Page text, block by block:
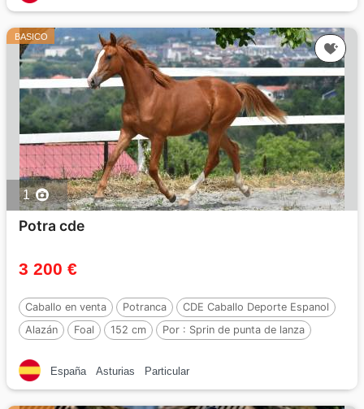
BASICO
1
Potra cde
3 200 €
Caballo en venta Potranca
CDE Caballo Deporte Espanol
Alazán
Foal 152 cm Por : Sprin de punta de lanza
España Asturias Particular